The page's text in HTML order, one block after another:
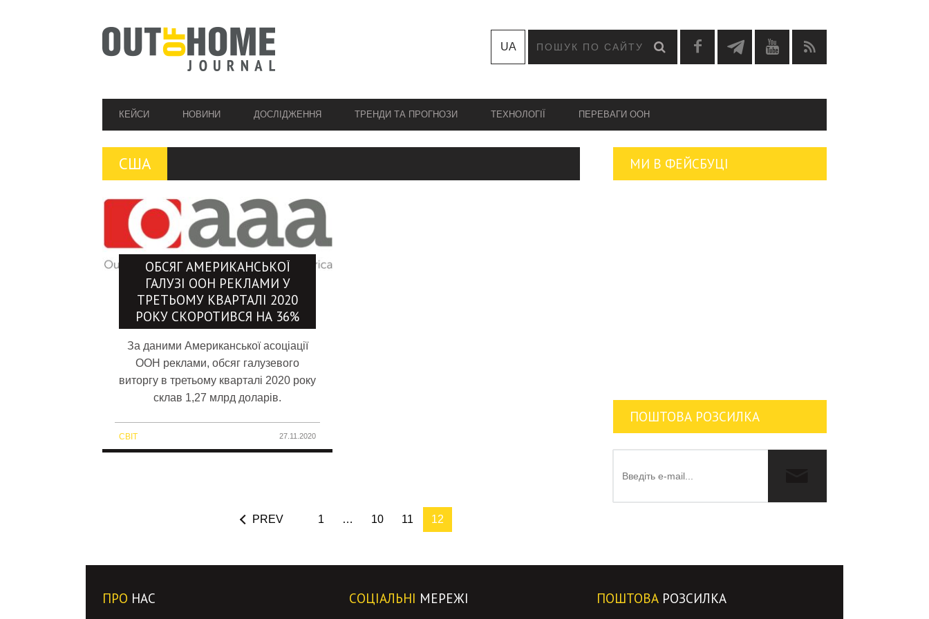
UA
PRIMARY
NAVIGATION
КЕЙСИ НОВИНИ ДОСЛІДЖЕННЯ ТРЕНДИ ТА ПРОГНОЗИ ТЕХНОЛОГІЇ ПЕРЕВАГИ OOH
США
ОБСЯГ АМЕРИКАНСЬКОЇ
ГАЛУЗІ OOH РЕКЛАМИ У
ТРЕТЬОМУ КВАРТАЛІ 2020
РОКУ СКОРОТИВСЯ НА 36%
За даними Американської асоціації
OOH реклами, обсяг галузевого
виторгу в третьому кварталі 2020 року
склав 1,27 млрд доларів.
СВІТ 27.11.2020
PREV 1 … 10 11 12
МИ В ФЕЙСБУЦІ
ПОШТОВА РОЗСИЛКА
ПРО НАС СОЦІАЛЬНІ МЕРЕЖІ ПОШТОВАРОЗСИЛКА